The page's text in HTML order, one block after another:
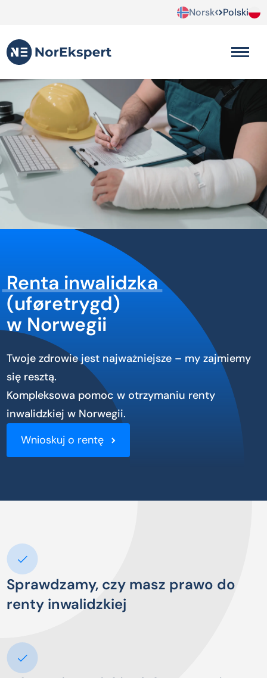
Norsk Polski
Renta inwalidzka
(uføretrygd)
w Norwegii
Twoje zdrowie jest najważniejsze – my zajmiemy
się resztą.
Kompleksowa pomoc w otrzymaniu renty
inwalidzkiej w Norwegii.
Wnioskuj o rentę
Sprawdzamy, czy masz prawo do
renty inwalidzkiej